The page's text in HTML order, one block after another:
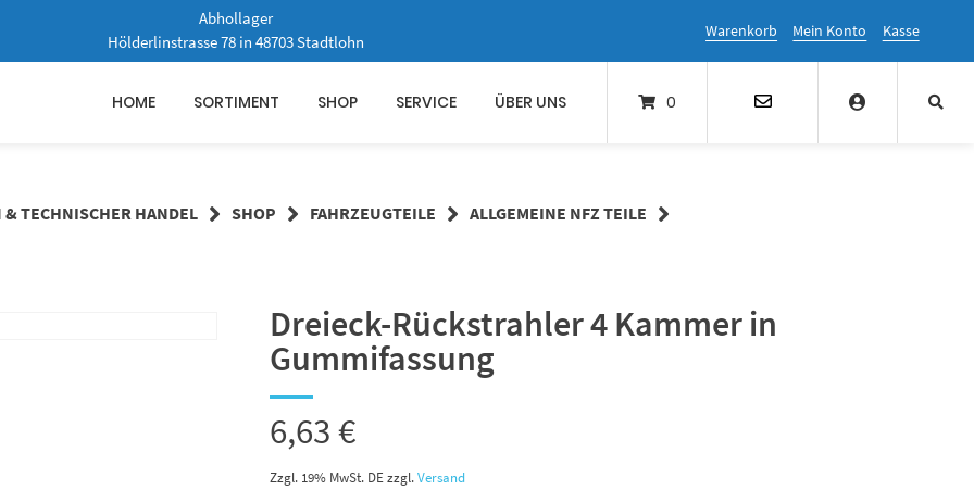
Abhollager
Hölderlinstrasse 78 in 48703 Stadtlohn
Warenkorb Mein Konto Kasse
HOME SORTIMENT SHOP SERVICE ÜBER UNS 0
TECHNISCHER HANDEL SHOP FAHRZEUGTEILE
ALLGEMEINE NFZ TEILE
Dreieck-Rückstrahler 4 Kammer in
Gummifassung
6,63€
Zzgl. 19% MwSt. DE zzgl.Versand